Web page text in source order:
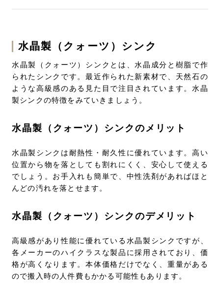
水晶製（クォーツ）シンク
水晶製（クォーツ）シンクとは、水晶成分と樹脂で作
られたシンクです。最近作られた新素材で、天然石の
ような高級感のある見た目で注目されています。水晶
製シンクの特徴をみていきましょう。
水晶製（クォーツ）シンクのメリット
水晶製シンクは耐熱性・耐久性に優れています。高い
位置から物を落としても割れにくく、安心して使える
でしょう。お手入れも簡単で、中性洗剤があればほと
んどの汚れを落とせます。
水晶製（クォーツ）シンクのデメリット
高級感があり性能に優れている水晶製シンクですが、
各メーカーのハイクラスな製品に採用されており、価
格が高くなります。本体価格だけでなく、重量がある
ので搬入時の人件費もかかる可能性もあります。